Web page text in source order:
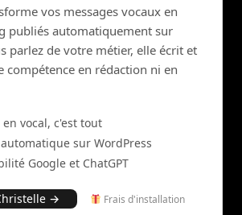
vos messages vocaux en
publiés automatiquement sur
parlez de votre métier, elle écrit et
compétence en rédaction ni en
vocal, c'est tout
sur WordPress
Google et ChatGPT
→ Frais d'installation